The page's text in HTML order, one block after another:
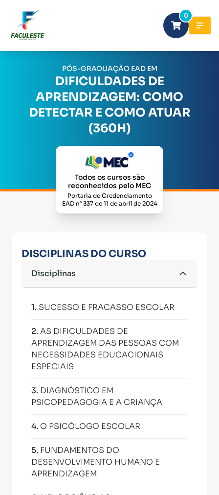
0
PÓS-GRADUAÇÃO EAD EM
DIFICULDADES DE
APRENDIZAGEM: COMO
DETECTAR E COMO ATUAR
(360H)
Todos os cursos são
reconhecidos pelo MEC
Portaria de Credenciamento
EAD n° 337 de 11 de abril de 2024
DISCIPLINAS DO CURSO
Disciplinas
1. SUCESSO E FRACASSO ESCOLAR
2.AS DIFICULDADES DE
APRENDIZAGEM DAS PESSOAS COM
NECESSIDADES EDUCACIONAIS
ESPECIAIS
3. DIAGNÓSTICO EM
PSICOPEDAGOGIA E A CRIANÇA
4. O PSICÓLOGO ESCOLAR
5. FUNDAMENTOS DO
DESENVOLVIMENTO HUMANO E
APRENDIZAGEM